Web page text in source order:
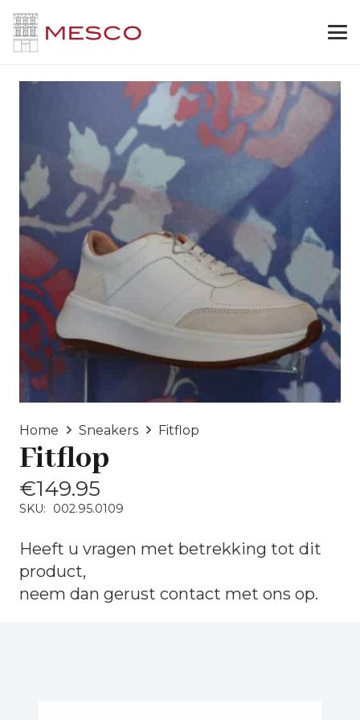
Home Sneakers Fitflop
Fitflop
€149.95
SKU: 002.95.0109
Heeft u vragen met betrekking tot dit
product,
neem dan gerust contact met ons op.